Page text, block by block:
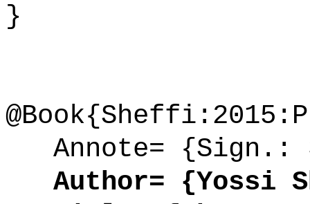
}
Annote= {Sign.:
Author= {Yossi